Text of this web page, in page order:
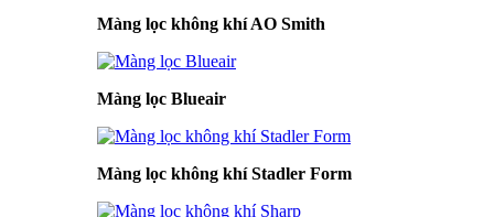
Màng lọc không khí AO Smith
Màng lọc Blueair
Màng lọc không khí Stadler Form